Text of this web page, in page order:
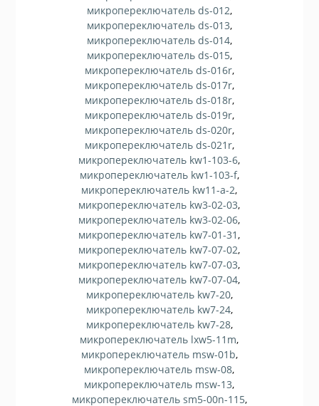
микропереключатель ds-012,
микропереключатель ds-013,
микропереключатель ds-014,
микропереключатель ds-015,
микропереключатель ds-016r,
микропереключатель ds-017r,
микропереключатель ds-018r,
микропереключатель ds-019r,
микропереключатель ds-020r,
микропереключатель ds-021r,
микропереключатель kw1-103-6,
микропереключатель kw1-103-f,
микропереключатель kw11-a-2,
микропереключатель kw3-02-03,
микропереключатель kw3-02-06,
микропереключатель kw7-01-31,
микропереключатель kw7-07-02,
микропереключатель kw7-07-03,
микропереключатель kw7-07-04,
микропереключатель kw7-20,
микропереключатель kw7-24,
микропереключатель kw7-28,
микропереключатель lxw5-11m,
микропереключатель msw-01b,
микропереключатель msw-08,
микропереключатель msw-13,
микропереключатель sm5-00n-115,